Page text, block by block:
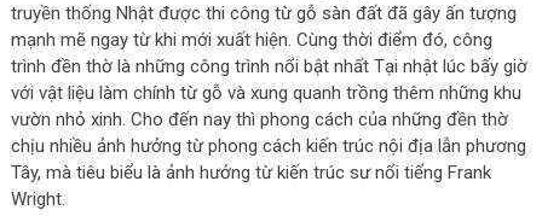
truyền thống Nhật được thi công từ gỗ sàn đất đã gây ấn tượng
mạnh mẽ ngay từ khi mới xuất hiện. Cùng thời điểm đó, công
trình đền thờ là những công trình nổi bật nhất Tại nhật lúc bấy giờ
với vật liệu làm chính từ gỗ và xung quanh trồng thêm những khu
vườn nhỏ xinh. Cho đến nay thì phong cách của những đền thờ
chịu nhiều ảnh hưởng từ phong cách kiến trúc nội địa lẫn phương
Tây, mà tiêu biểu là ảnh hưởng từ kiến trúc sư nổi tiếng Frank
Wright.